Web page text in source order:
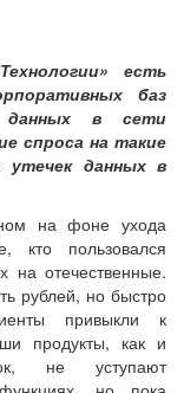
есть
баз
данных в сети
спроса на такие
данных в
на фоне ухода
кто пользовался
отечественные.
рублей, но быстро
привыкли к
продукты, как и
не уступают